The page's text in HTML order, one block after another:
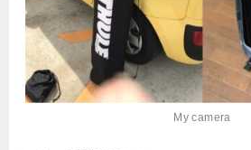
My camera